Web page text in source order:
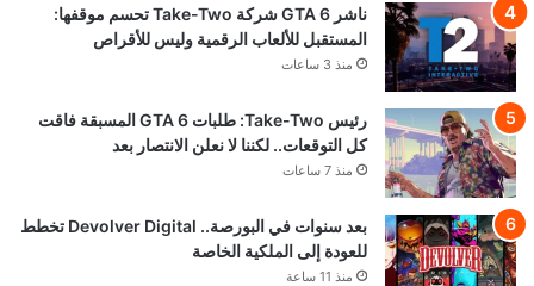
ناشر GTA 6 شركة Take-Two تحسم موقفها:
المستقبل للألعاب الرقمية وليس للأقراص
منذ 3 ساعات
رئيس Take-Two: طلبات GTA 6 المسبقة فاقت
كل التوقعات.. لكننا لا نعلن الانتصار بعد
منذ 7 ساعات
بعد سنوات في البورصة.. Devolver Digital تخطط
للعودة إلى الملكية الخاصة
منذ 11 ساعة